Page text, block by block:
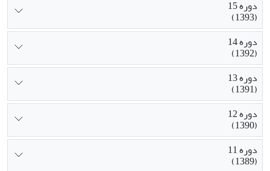
دوره 15
(1393)
دوره 14
(1392)
دوره 13
(1391)
دوره 12
(1390)
دوره 11
(1389)